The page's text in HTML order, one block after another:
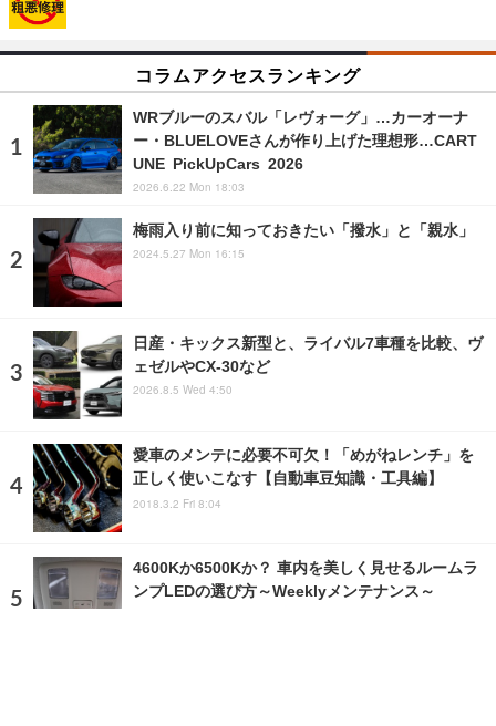
コラムアクセスランキング
WRブルーのスバル「レヴォーグ」…カーオーナ
ー・BLUELOVEさんが作り上げた理想形…CART
UNE PickUpCars 2026
2026.6.22 Mon 18:03
梅雨入り前に知っておきたい「撥水」と「親水」
2024.5.27 Mon 16:15
日産・キックス新型と、ライバル7車種を比較、ヴ
ェゼルやCX-30など
2026.8.5 Wed 4:50
愛車のメンテに必要不可欠！「めがねレンチ」を
正しく使いこなす【自動車豆知識・工具編】
2018.3.2 Fri 8:04
4600Kか6500Kか？ 車内を美しく見せるルームラ
ンプLEDの選び方～Weeklyメンテナンス～